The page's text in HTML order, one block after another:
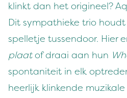
klinkt dan het origineel?
Dit sympathieke trio
spelletje tussendoor. Hier
plaatof draai aan hun
spontaniteit in elk
heerlijk klinkende muzikale